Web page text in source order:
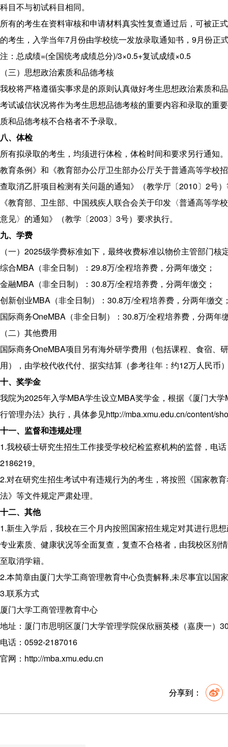
科目不与初试科目相同。
所有的考生在资料审核和申请材料真实性复查通过后，可被正
的考生，入学当年7月份由学校统一发放录取通知书，9月份正
注：总成绩=(全国统考成绩总分)/3×0.5+复试成绩×0.5
（三）思想政治素质和品德考核
我校将严格遵循实事求是的原则认真做好考生思想政治素质和
考试诚信状况将作为考生思想品德考核的重要内容和录取的重
质和品德考核不合格者不予录取。
八、体检
所有拟录取的考生，均须进行体检，体检时间和要求另行通知
教育条例》和《教育部办公厅卫生部办公厅关于普通高等学校
查取消乙肝项目检测有关问题的通知》（教学厅〔2010〕2号
《教育部、卫生部、中国残疾人联合会关于印发〈普通高等学
意见〉的通知》（教学〔2003〕3号）要求执行。
九、学费
（一）2025级学费标准如下，最终收费标准以物价主管部门核
综合MBA（非全日制）：29.8万/全程培养费，分两年缴交；
金融MBA（非全日制）：30.8万/全程培养费，分两年缴交；
创新创业MBA（非全日制）：30.8万/全程培养费，分两年缴交
国际商务OneMBA（非全日制）：30.8万/全程培养费，分两年
（二）其他费用
国际商务OneMBA项目另有海外研学费用（包括课程、食宿、
用），由学校代收代付、据实结算（参考往年：约12万人民币
十、奖学金
我院为2025年入学MBA学生设立MBA奖学金，根据《厦门大
行管理办法》执行，具体参见http://mba.xmu.edu.cn/content/
十一、监督和违规处理
1.我校硕士研究生招生工作接受学校纪检监察机构的监督，电
2186219。
2.对在研究生招生考试中有违规行为的考生，将按照《国家教
法》等文件规定严肃处理。
十二、其他
1.新生入学后，我校在三个月内按照国家招生规定对其进行思
专业素质、健康状况等全面复查，复查不合格者，由我校区别
至取消学籍。
2.本简章由厦门大学工商管理教育中心负责解释,未尽事宜以国
3.联系方式
厦门大学工商管理教育中心
地址：厦门市思明区厦门大学管理学院保欣丽英楼（嘉庚一）
电话：0592-2187016
官网：http://mba.xmu.edu.cn
分享到：